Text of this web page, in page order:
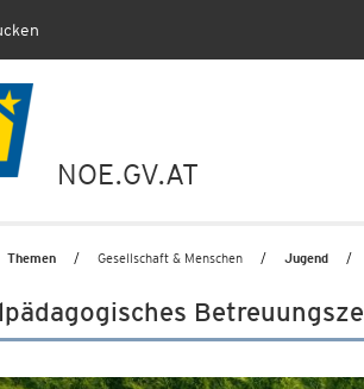
NOE.GV.AT
Themen Gesellschaft & Menschen Jugend